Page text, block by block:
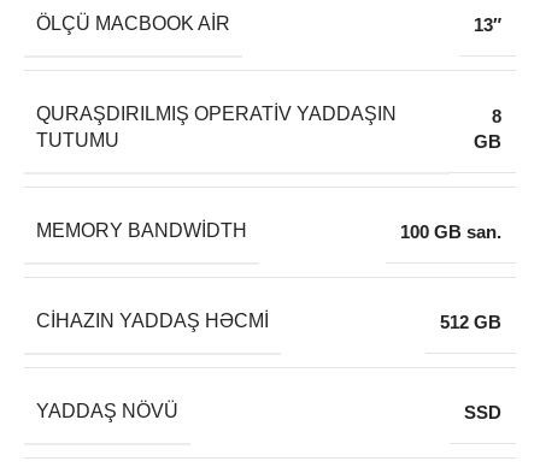
ÖLÇÜ MACBOOK AIR 13″
QURAŞDIRILMIŞ OPERATIV YADDAŞIN
TUTUMU
8
GB
MEMORY BANDWIDTH 100 GB san.
CIHAZIN YADDAŞ HƏCMI 512 GB
YADDAŞ NÖVÜ SSD